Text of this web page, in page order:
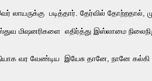
லாயருக்கு படித்தார். தேர்வில் தோற்றதால்,
மிஷனரிகளை எதிர்த்து இஸ்லாமை
வர வேண்டிய இயேசு தானே, நானே